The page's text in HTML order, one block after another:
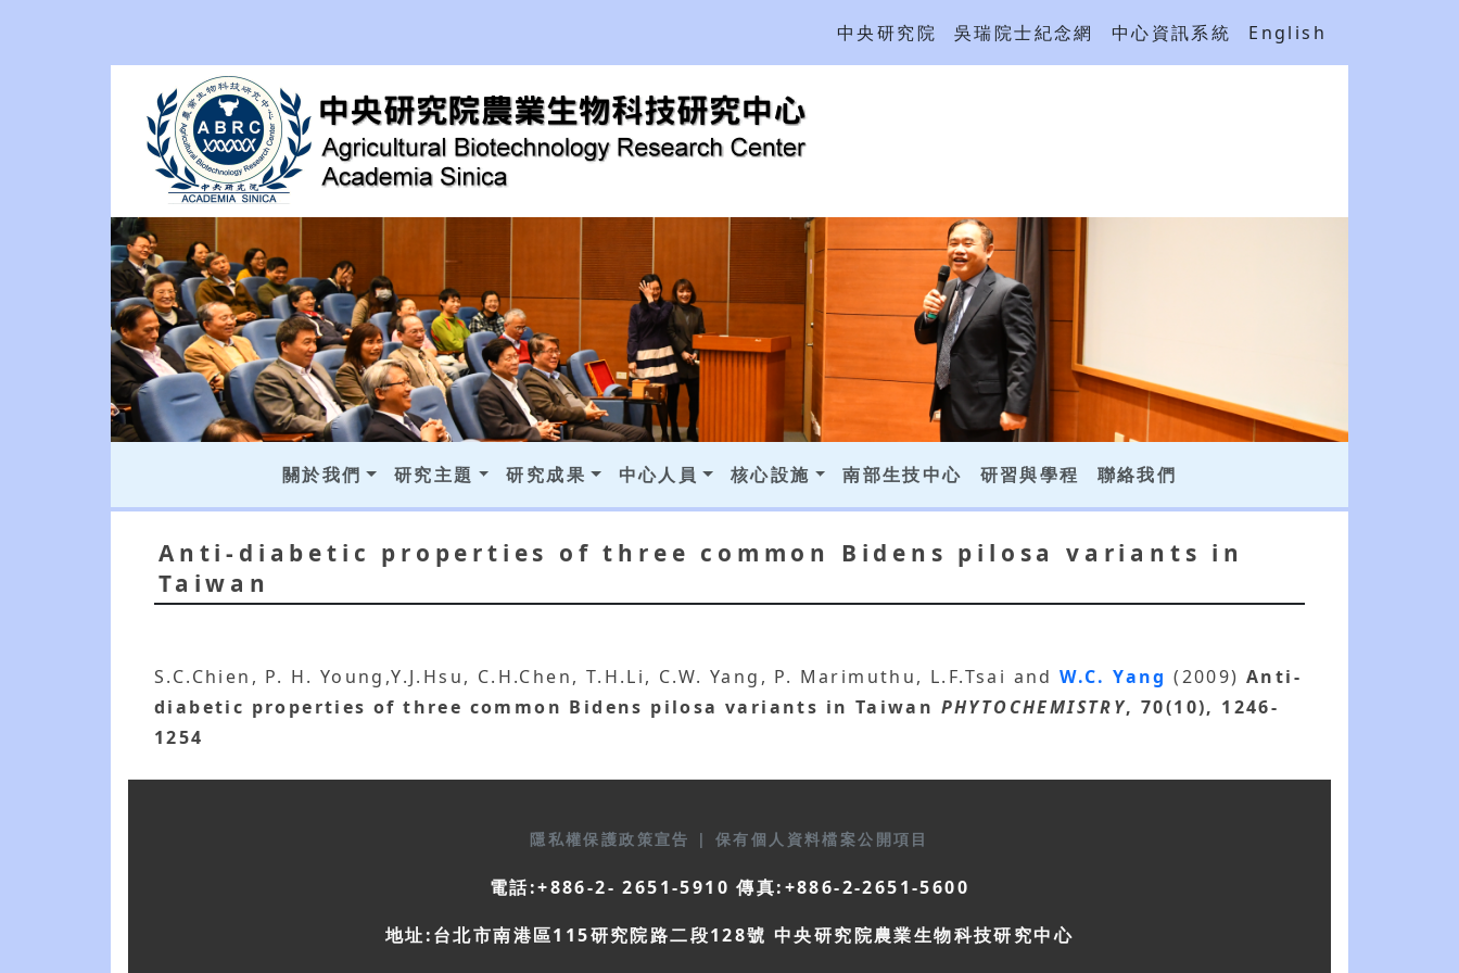
中央研究院 吳瑞院士紀念網 中心資訊系統 English
關於我們 研究主題 研究成果 中心人員 核心設施 南部生技中心 研習與學程 聯絡我們
Anti-diabetic properties of three common Bidens pilosa variants in
Taiwan
S.C.Chien, P. H. Young,Y.J.Hsu, C.H.Chen, T.H.Li, C.W. Yang, P. Marimuthu, L.F.Tsai andW.C. Yang(2009)Anti-
diabetic properties of three common Bidens pilosa variants in Taiwan PHYTOCHEMISTRY, 70(10), 1246-
1254
隱私權保護政策宣告 | 保有個人資料檔案公開項目
電話:+886-2- 2651-5910 傳真:+886-2-2651-5600
地址:台北市南港區115研究院路二段128號 中央研究院農業生物科技研究中心